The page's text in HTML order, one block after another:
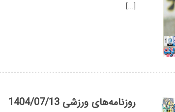
[...]
روزنامه‌های ورزشی 1404/07/13